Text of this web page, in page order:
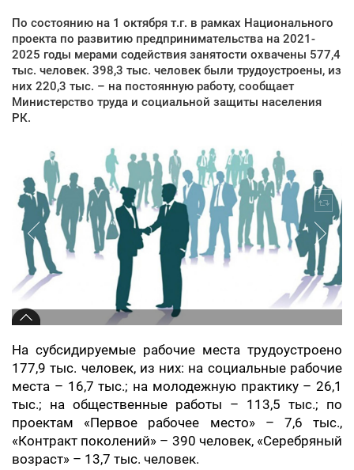
По состоянию на 1 октября т.г. в рамках Национального
проекта по развитию предпринимательства на 2021-
2025 годы мерами содействия занятости охвачены 577,4
тыс. человек. 398,3 тыс. человек были трудоустроены, из
них 220,3 тыс. – на постоянную работу, сообщает
Министерство труда и социальной защиты населения
РК.
На субсидируемые рабочие места трудоустроено
177,9 тыс. человек, из них: на социальные рабочие
места – 16,7 тыс.; на молодежную практику – 26,1
тыс.; на общественные работы – 113,5 тыс.; по
проектам «Первое рабочее место» – 7,6 тыс.,
«Контракт поколений» – 390 человек, «Серебряный
возраст» – 13,7 тыс. человек.